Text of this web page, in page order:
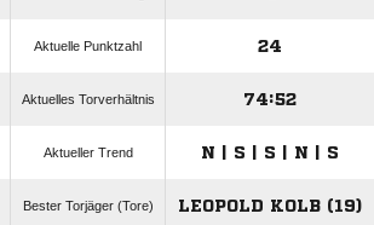
Aktuelle Punktzahl 24
Aktuelles Torverhältnis 74:52
Aktueller Trend N | S | S | N | S
Bester Torjäger (Tore) LEOPOLD KOLB (19)